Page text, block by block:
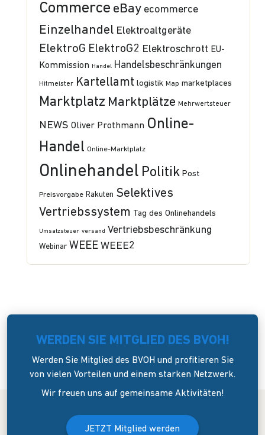
Commerce eBay ecommerce
Einzelhandel Elektroaltgeräte
ElektroG ElektroG2 Elektroschrott EU-
Kommission Handel Handelsbeschränkungen
Hitmeister Kartellamt logistik Map marketplaces
Marktplatz Marktplätze Mehrwertsteuer
NEWS Oliver Prothmann Online-
Handel Online-Marktplatz
Onlinehandel Politik Post
Preisvorgabe Rakuten Selektives
Vertriebssystem Tag des Onlinehandels
Umsatzsteuer versand Vertriebsbeschränkung
Webinar WEEE WEEE2
WERDEN SIE MITGLIED DES BVOH!
Werden Sie Mitglied des BVOH und profitieren Sie
von vielen Vorteilen und einem starken Netzwerk.
Wir freuen uns auf gemeinsame Aktivitäten!
JETZT Mitglied werden